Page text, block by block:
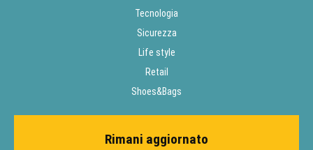
Tecnologia
Sicurezza
Life style
Retail
Shoes&Bags
Rimani aggiornato